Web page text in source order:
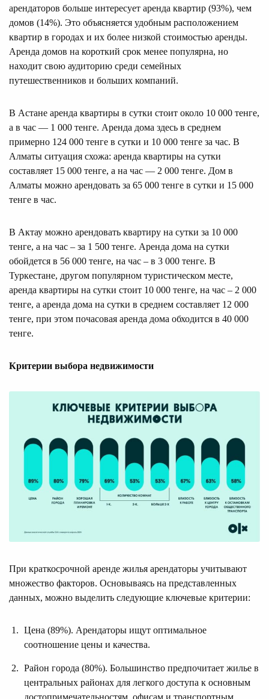
арендаторов больше интересует аренда квартир (93%), чем
домов (14%). Это объясняется удобным расположением
квартир в городах и их более низкой стоимостью аренды.
Аренда домов на короткий срок менее популярна, но
находит свою аудиторию среди семейных
путешественников и больших компаний.
В Астане аренда квартиры в сутки стоит около 10 000 тенге,
а в час — 1 000 тенге. Аренда дома здесь в среднем
примерно 124 000 тенге в сутки и 10 000 тенге за час. В
Алматы ситуация схожа: аренда квартиры на сутки
составляет 15 000 тенге, а на час — 2 000 тенге. Дом в
Алматы можно арендовать за 65 000 тенге в сутки и 15 000
тенге в час.
В Актау можно арендовать квартиру на сутки за 10 000
тенге, а на час – за 1 500 тенге. Аренда дома на сутки
обойдется в 56 000 тенге, на час – в 3 000 тенге. В
Туркестане, другом популярном туристическом месте,
аренда квартиры на сутки стоит 10 000 тенге, на час – 2 000
тенге, а аренда дома на сутки в среднем составляет 12 000
тенге, при этом почасовая аренда дома обходится в 40 000
тенге.
Критерии выбора недвижимости
При краткосрочной аренде жилья арендаторы учитывают
множество факторов. Основываясь на представленных
данных, можно выделить следующие ключевые критерии:
Цена (89%). Арендаторы ищут оптимальное
соотношение цены и качества.
Район города (80%). Большинство предпочитает жилье в
центральных районах для легкого доступа к основным